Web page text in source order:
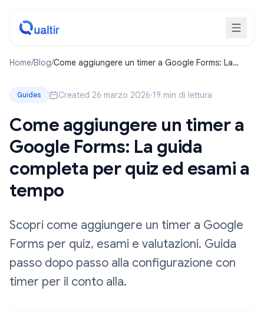
Home/Blog/Come aggiungere un timer a Google Forms: La
Guides Created 26 marzo 2026·19 min di lettura
Come aggiungere un timer a
Google Forms: La guida
completa per quiz ed esami a
tempo
Scopri come aggiungere un timer a Google
Forms per quiz, esami e valutazioni. Guida
passo dopo passo alla configurazione con
timer per il conto alla.